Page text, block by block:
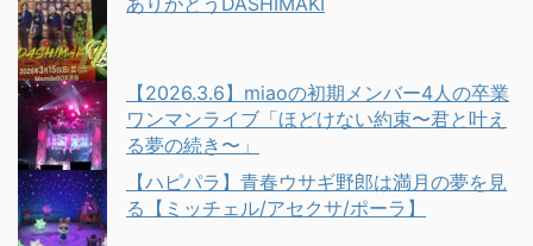
【2026.3.6】miaoの初期メンバー4人の卒業
ワンマンライブ「ほどけない約束〜君と叶え
る夢の続き〜」
【ハピパラ】青春ウサギ野郎は満月の夢を見
る【ミッチェル/アセクサ/ポーラ】